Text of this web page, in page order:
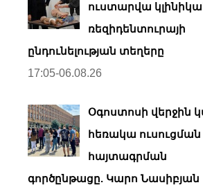
ուստարվա
ռեզիդենտուրայի
ընդունելության տեղերը
17:05-06.08.26
Օգոստոսի վերջին
հեռակա ուսուցման
հայտագրման
գործընթացը. Կարո Նասիբյան